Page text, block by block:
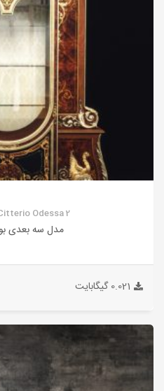
Odessa 2
مدل سه بعدی
0.021 گیگابایت